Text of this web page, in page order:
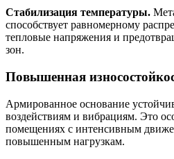
Стабилизация температуры.
способствует равномерному
тепловые напряжения и
зон.
Повышенная
Армированное основание
воздействиям и вибрациям. Это
помещениях с интенсивным
повышенным нагрузкам.